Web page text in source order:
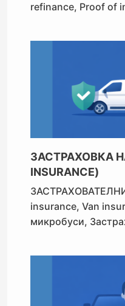
refinance, Proof of
ЗАСТРАХОВКА
INSURANCE)
insurance,Van
микробуси,